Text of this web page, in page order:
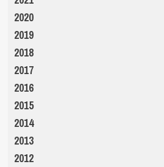
2020
2019
2018
2017
2016
2015
2014
2013
2012